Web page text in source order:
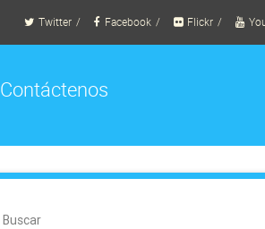
Twitter Facebook Flickr
Contáctenos
Buscar